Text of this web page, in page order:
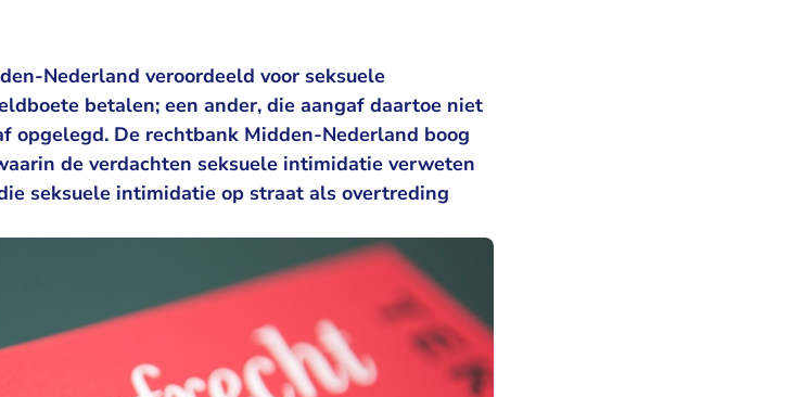
Nederland veroordeeld voor seksuele
betalen; een ander, die aangaf daartoe niet
opgelegd. De rechtbank Midden-Nederland boog
de verdachten seksuele intimidatie verweten
seksuele intimidatie op straat als overtreding